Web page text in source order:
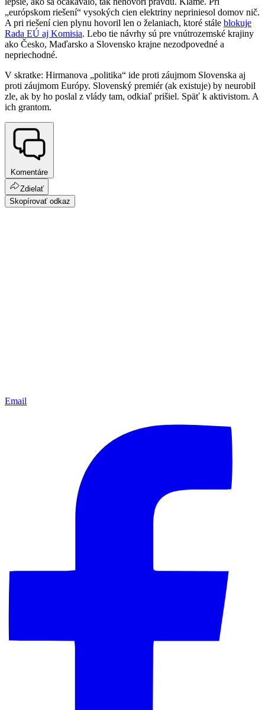
„európskom riešení“ vysokých cien elektriny nepriniesol domov nič.
A pri riešení cien plynu hovoril len o želaniach, ktoré stále blokuje
Rada EÚ aj Komisia. Lebo tie návrhy sú pre vnútrozemské krajiny
ako Česko, Maďarsko a Slovensko krajne nezodpovedné a
nepriechodné.
V skratke: Hirmanova „politika“ ide proti záujmom Slovenska aj
proti záujmom Európy. Slovenský premiér (ak existuje) by neurobil
zle, ak by ho poslal z vlády tam, odkiaľ prišiel. Späť k aktivistom. A
ich grantom.
Komentáre
Zdielať
Skopírovať odkaz
Email